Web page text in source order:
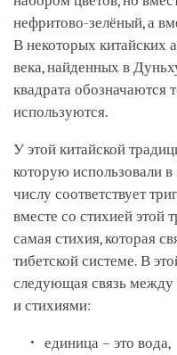
нефритово-зелёный, а
В некоторых китайских
века, найденных в
квадрата обозначаются
используются.
У этой китайской
которую использовали
числу соответствует
вместе со стихией этой
самая стихия, которая
тибетской системе. В
следующая связь между
и стихиями:
единица – это вода,